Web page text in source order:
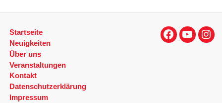
a
n
s
t
a
l
Startseite
Neuigkeiten
Über uns
Veranstaltungen
Kontakt
Datenschutzerklärung
Impressum
Facebook
YouTube